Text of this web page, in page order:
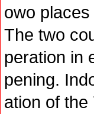
owo
The two
peration in
pening.
ation of